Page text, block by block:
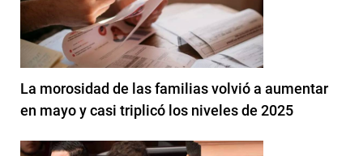
La morosidad de las familias volvió a aumentar
en mayo y casi triplicó los niveles de 2025